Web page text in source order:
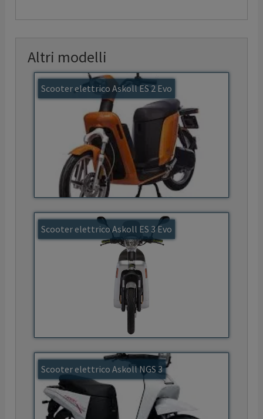
Altri modelli
Scooter elettrico Askoll ES 2 Evo
Scooter elettrico Askoll ES 3 Evo
Scooter elettrico Askoll NGS 3